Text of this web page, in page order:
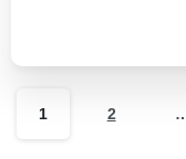
1 2